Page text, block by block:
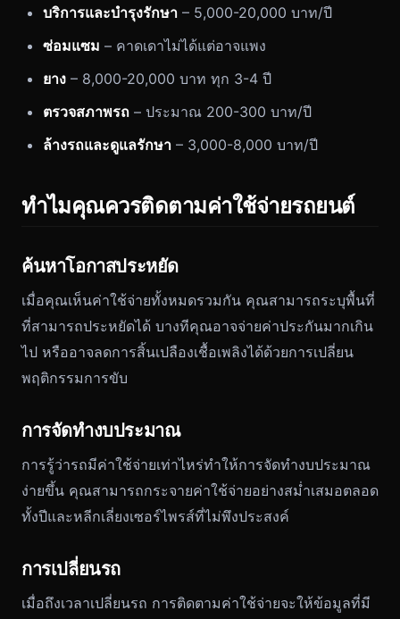
บริการและบำรุงรักษา – 5,000-20,000 บาท/ปี
ซ่อมแซม – คาดเดาไม่ได้แต่อาจแพง
ยาง – 8,000-20,000 บาท ทุก 3-4 ปี
ตรวจสภาพรถ – ประมาณ 200-300 บาท/ปี
ล้างรถและดูแลรักษา – 3,000-8,000 บาท/ปี
ทำไมคุณควรติดตามค่าใช้จ่ายรถยนต์
ค้นหาโอกาสประหยัด
เมื่อคุณเห็นค่าใช้จ่ายทั้งหมดรวมกัน คุณสามารถระบุพื้นที่
ที่สามารถประหยัดได้ บางทีคุณอาจจ่ายค่าประกันมากเกิน
ไป หรืออาจลดการสิ้นเปลืองเชื้อเพลิงได้ด้วยการเปลี่ยน
พฤติกรรมการขับ
การจัดทำงบประมาณ
การรู้ว่ารถมีค่าใช้จ่ายเท่าไหร่ทำให้การจัดทำงบประมาณ
ง่ายขึ้น คุณสามารถกระจายค่าใช้จ่ายอย่างสม่ำเสมอตลอด
ทั้งปีและหลีกเลี่ยงเซอร์ไพรส์ที่ไม่พึงประสงค์
การเปลี่ยนรถ
เมื่อถึงเวลาเปลี่ยนรถ การติดตามค่าใช้จ่ายจะให้ข้อมูลที่มี